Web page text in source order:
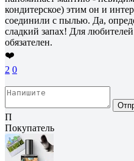
кондитерское) этим он и
соединили с пылью. Да,
сладкий запах! Для
обязателен.
❤️
2 0
П
Покупатель